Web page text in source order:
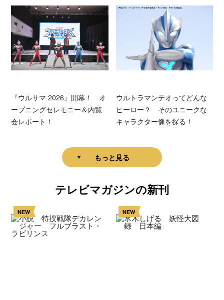
『ウルサマ 2026』開幕！ オ
ープニングセレモニー＆内覧
会レポート！
ウルトラマンテオってどんな
ヒーロー？ そのユニークな
キャラクター像を探る！
もっと見る
テレビマガジンの新刊
NEW NEW